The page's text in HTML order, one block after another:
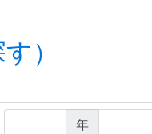
）
年